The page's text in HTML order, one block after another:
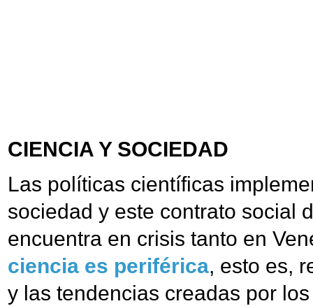
CIENCIA Y SOCIEDAD
Las políticas científicas
sociedad y este contrato social
encuentra en crisis tanto en
ciencia es periférica, esto es,
y las tendencias creadas por